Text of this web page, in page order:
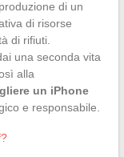
di un
di risorse
di rifiuti.
una seconda vita
alla
un iPhone
e responsabile.